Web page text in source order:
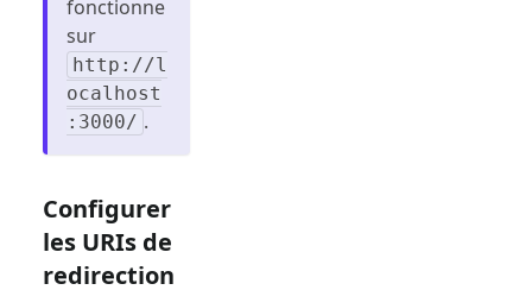
fonctionne
sur
http://l
ocalhost
:3000/ .
Configurer
les URIs de
redirection